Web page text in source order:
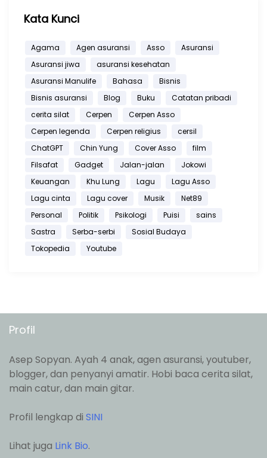
Kata Kunci
Agama Agen asuransi Asso
Asuransi
Asuransi jiwa
asuransi kesehatan
Asuransi Manulife
Bahasa
Bisnis
Bisnis asuransi
Blog Buku
Catatan pribadi
cerita silat
Cerpen
Cerpen Asso
Cerpen legenda
Cerpen religius
cersil
ChatGPT
Chin Yung Cover Asso
film
Filsafat
Gadget Jalan-jalan
Jokowi
Keuangan
Khu Lung Lagu
Lagu Asso
Lagu cinta
Lagu cover Musik
Net89
Personal
Politik Psikologi Puisi
sains
Sastra
Serba-serbi
Sosial Budaya
Tokopedia
Youtube
Profil
Asep Sopyan. Ayah 4 anak, agen asuransi, youtuber,
blogger, dan penyanyi amatir. Hobi baca cerita silat,
main catur, dan main gitar.
Profil lengkap di SINI
Lihat juga Link Bio.